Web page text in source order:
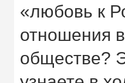
«любовь к
отношения
обществе?